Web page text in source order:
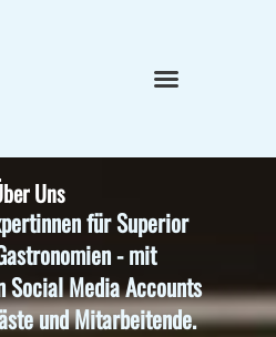
Uns​
für Superior
- mit
Social Media Accounts
und Mitarbeitende.